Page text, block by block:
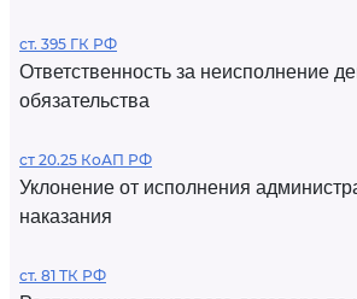
ст. 395 ГК РФ
Ответственность за неисполнение
обязательства
ст 20.25 КоАП РФ
Уклонение от исполнения
наказания
ст. 81 ТК РФ